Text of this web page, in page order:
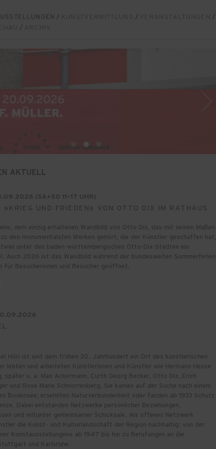
/ KUNSTVERMITTLUNG / VERANSTALTUNGEN /
/ ARCHIV
AKTUELL
»KRIEG UND FRIEDEN» VON OTTO DIX IM RATHAUS
dem einzig erhaltenen Wandbild von Otto Dix, das mit seinen Maßen
den monumentalsten Werken gehört, die der Künstler geschaffen hat,
unter den baden-württembergischen Otto-Dix-Städten ein
Auch 2026 ist das Wandbild während der bundesweiten Sommerferien
für Besucherinnen und Besucher geöffnet.
Höri ist seit dem frühen 20. Jahrhundert ein Ort des künstlerischen
lebten und arbeiteten Künstlerinnen und Künstler wie Hermann Hesse
später u. a. Max Ackermann, Curth Georg Becker, Otto Dix, Erich
und Rose Marie Schnorrenberg. Sie kamen auf der Suche nach einem
Bodensee, ersehnten Naturverbundenheit oder fanden ab 1933 Schutz
Dabei entstanden Netzwerke persönlicher Beziehungen,
und mitunter gemeinsamer Schicksale. Als offenes Netzwerk
die Kunst- und Kulturlandschaft der Region nachhaltig: von der
Kunstausstellungen« ab 1947 bis hin zu Berufungen an die
und Karlsruhe.